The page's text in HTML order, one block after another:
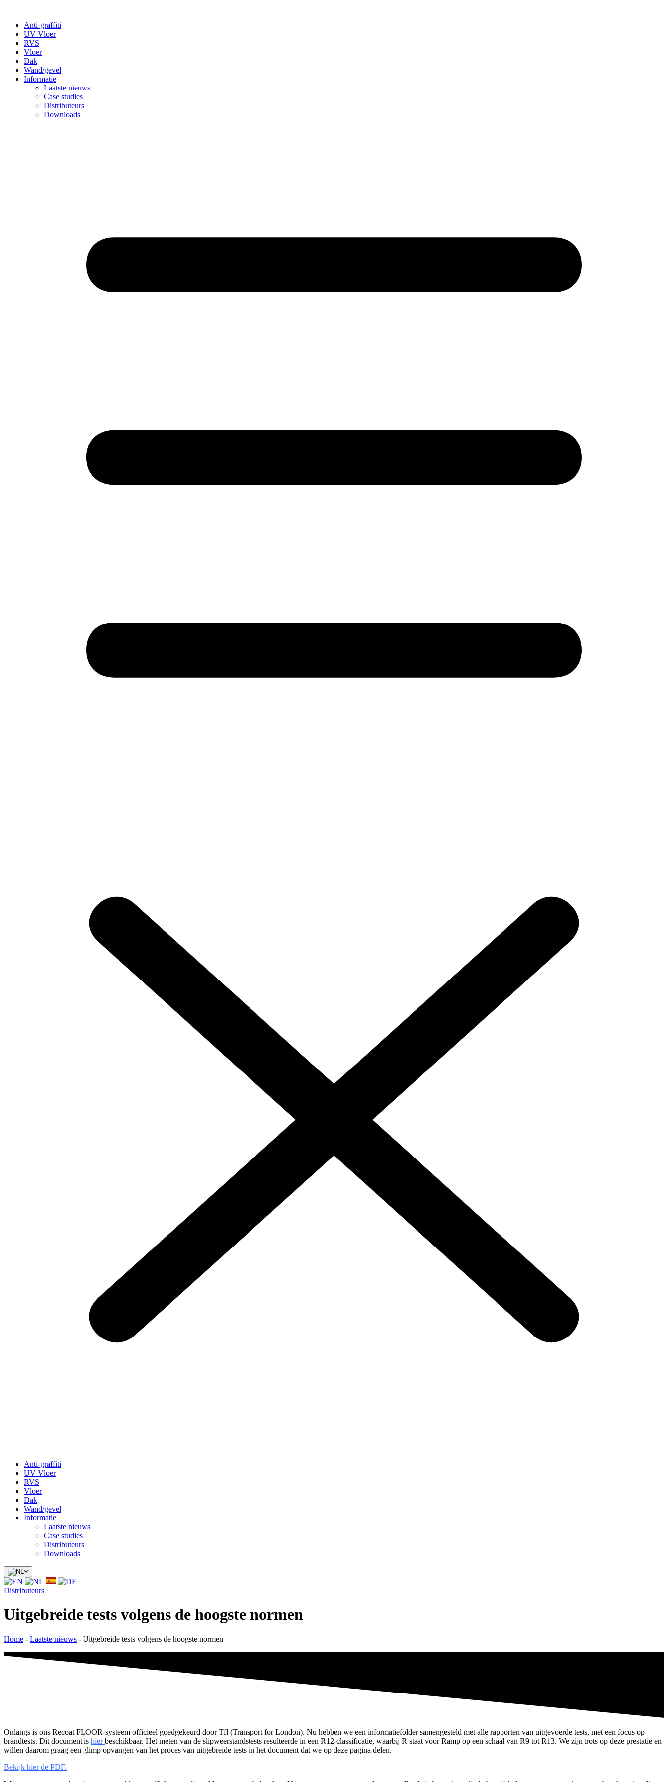
Anti-graffiti
UV Vloer
RVS
Vloer
Dak
Wand/gevel
Informatie
Laatste nieuws
Case studies
Distributeurs
Downloads
Anti-graffiti
UV Vloer
RVS
Vloer
Dak
Wand/gevel
Informatie
Laatste nieuws
Case studies
Distributeurs
Downloads
Distributeurs
Uitgebreide tests volgens de hoogste normen
Home - Laatste nieuws - Uitgebreide tests volgens de hoogste normen
Onlangs is ons Recoat FLOOR-systeem officieel goedgekeurd door Tfl (Transport for London). Nu hebben we een informatiefolder samengesteld met alle rapporten van uitgevoerde tests, met een focus op
brandtests. Dit document is hierbeschikbaar. Het meten van de slipweerstandstests resulteerde in een R12-classificatie, waarbij R staat voor Ramp op een schaal van R9 tot R13. We zijn trots op deze prestatie en
willen daarom graag een glimp opvangen van het proces van uitgebreide tests in het document dat we op deze pagina delen.
Bekijk hier de PDF.